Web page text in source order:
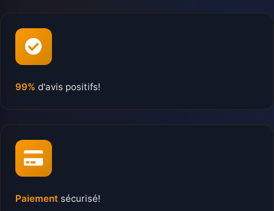
99% d'avis positifs!
Paiement sécurisé!